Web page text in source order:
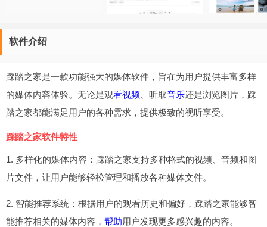
软件介绍
踩踏之家是一款功能强大的媒体软件，旨在为用户提供丰富多样
的媒体内容体验。无论是观看视频 、听取音乐还是浏览图片，踩
踏之家都能满足用户的各种需求，提供极致的视听享受。
踩踏之家软件特性
1. 多样化的媒体内容：踩踏之家支持多种格式的视频、音频和图
片文件，让用户能够轻松管理和播放各种媒体文件。
2. 智能推荐系统：根据用户的观看历史和偏好，踩踏之家能够智
能推荐相关的媒体内容， 帮助用户发现更多感兴趣的内容。